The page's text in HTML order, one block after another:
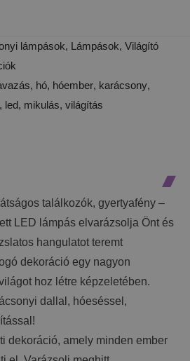
lámpások, Lámpások, Világító
, hó, hóember, karácsony,
, led, mikulás, világítás
találkozók, gyertyafény –
LED lámpás elvarázsolja Önt és
hangulatot teremt
dekoráció egy nagyon
hoz létre képzeletében.
dallal, hóeséssel,
dekoráció, amely minden ember